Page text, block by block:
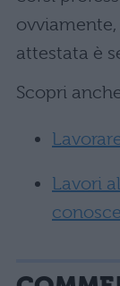
attestata è
Scopri
Lavori